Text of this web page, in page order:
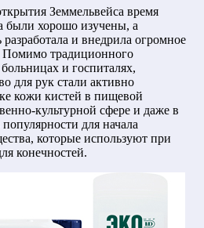
Земмельвейса время
были хорошо изучены, а
и внедрила огромное
Помимо традиционного
и госпиталях,
для рук стали активно
кожи кистей в пищевой
культурной сфере и даже в
для начала
которые используют при
конечностей.